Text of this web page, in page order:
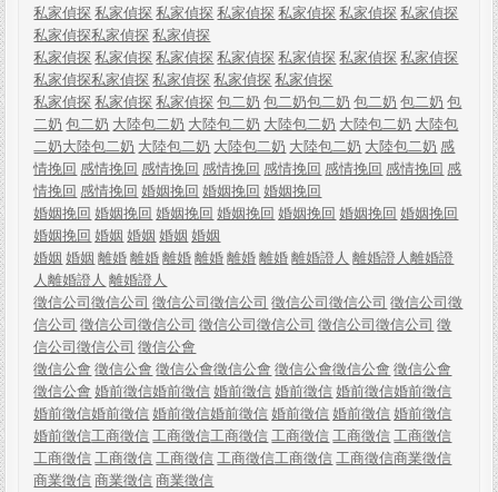
私家偵探 私家偵探 私家偵探 私家偵探 私家偵探 私家偵探 私家偵探
私家偵探私家偵探 私家偵探
私家偵探 私家偵探 私家偵探 私家偵探 私家偵探 私家偵探 私家偵探
私家偵探私家偵探 私家偵探 私家偵探 私家偵探
私家偵探 私家偵探 私家偵探 包二奶 包二奶包二奶 包二奶 包二奶 包
二奶 包二奶 大陸包二奶 大陸包二奶 大陸包二奶 大陸包二奶 大陸包
二奶大陸包二奶 大陸包二奶 大陸包二奶 大陸包二奶 大陸包二奶 感
情挽回 感情挽回 感情挽回 感情挽回 感情挽回 感情挽回 感情挽回 感
情挽回 感情挽回 婚姻挽回 婚姻挽回 婚姻挽回
婚姻挽回 婚姻挽回 婚姻挽回 婚姻挽回 婚姻挽回 婚姻挽回 婚姻挽回
婚姻挽回 婚姻 婚姻 婚姻 婚姻
婚姻 婚姻 離婚 離婚 離婚 離婚 離婚 離婚 離婚證人 離婚證人離婚證
人離婚證人 離婚證人
徵信公司徵信公司 徵信公司徵信公司 徵信公司徵信公司 徵信公司徵
信公司 徵信公司徵信公司 徵信公司徵信公司 徵信公司徵信公司 徵
信公司徵信公司 徵信公會
徵信公會 徵信公會 徵信公會徵信公會 徵信公會徵信公會 徵信公會
徵信公會 婚前徵信婚前徵信 婚前徵信 婚前徵信 婚前徵信婚前徵信
婚前徵信婚前徵信 婚前徵信婚前徵信 婚前徵信 婚前徵信 婚前徵信
婚前徵信工商徵信 工商徵信工商徵信 工商徵信 工商徵信 工商徵信
工商徵信 工商徵信 工商徵信 工商徵信工商徵信 工商徵信商業徵信
商業徵信 商業徵信 商業徵信